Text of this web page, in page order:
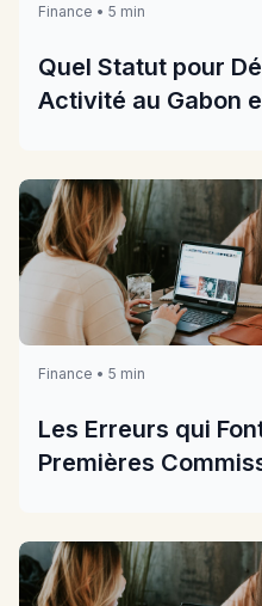
Finance • 5 min
Quel Statut pour
Activité au Gabon
Finance • 5 min
Les Erreurs qui
Premières